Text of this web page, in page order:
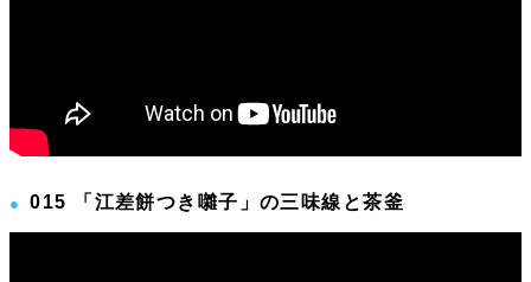
015 「江差餅つき囃子」の三味線と茶釜